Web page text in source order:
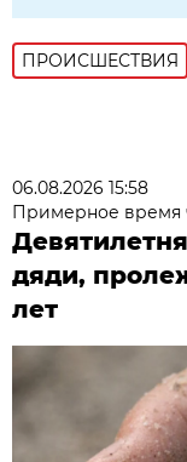
ПРОИСШЕСТВИЯ
06.08.2026 15:58
Примерное время
дяди,
лет